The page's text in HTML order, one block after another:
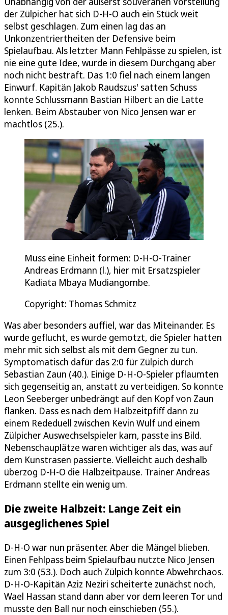
der Zülpicher hat sich D-H-O auch ein Stück weit
selbst geschlagen. Zum einen lag das an
Unkonzentriertheiten der Defensive beim
Spielaufbau. Als letzter Mann Fehlpässe zu spielen, ist
nie eine gute Idee, wurde in diesem Durchgang aber
noch nicht bestraft. Das 1:0 fiel nach einem langen
Einwurf. Kapitän Jakob Raudszus' satten Schuss
konnte Schlussmann Bastian Hilbert an die Latte
lenken. Beim Abstauber von Nico Jensen war er
machtlos (25.).
Muss eine Einheit formen: D-H-O-Trainer
Andreas Erdmann (l.), hier mit Ersatzspieler
Kadiata Mbaya Mudiangombe.
Copyright: Thomas Schmitz
Was aber besonders auffiel, war das Miteinander. Es
wurde geflucht, es wurde gemotzt, die Spieler hatten
mehr mit sich selbst als mit dem Gegner zu tun.
Symptomatisch dafür das 2:0 für Zülpich durch
Sebastian Zaun (40.). Einige D-H-O-Spieler pflaumten
sich gegenseitig an, anstatt zu verteidigen. So konnte
Leon Seeberger unbedrängt auf den Kopf von Zaun
flanken. Dass es nach dem Halbzeitpfiff dann zu
einem Rededuell zwischen Kevin Wulf und einem
Zülpicher Auswechselspieler kam, passte ins Bild.
Nebenschauplätze waren wichtiger als das, was auf
dem Kunstrasen passierte. Vielleicht auch deshalb
überzog D-H-O die Halbzeitpause. Trainer Andreas
Erdmann stellte ein wenig um.
Die zweite Halbzeit: Lange Zeit ein
ausgeglichenes Spiel
D-H-O war nun präsenter. Aber die Mängel blieben.
Einen Fehlpass beim Spielaufbau nutzte Nico Jensen
zum 3:0 (53.). Doch auch Zülpich konnte Abwehrchaos.
D-H-O-Kapitän Aziz Neziri scheiterte zunächst noch,
Wael Hassan stand dann aber vor dem leeren Tor und
musste den Ball nur noch einschieben (55.).